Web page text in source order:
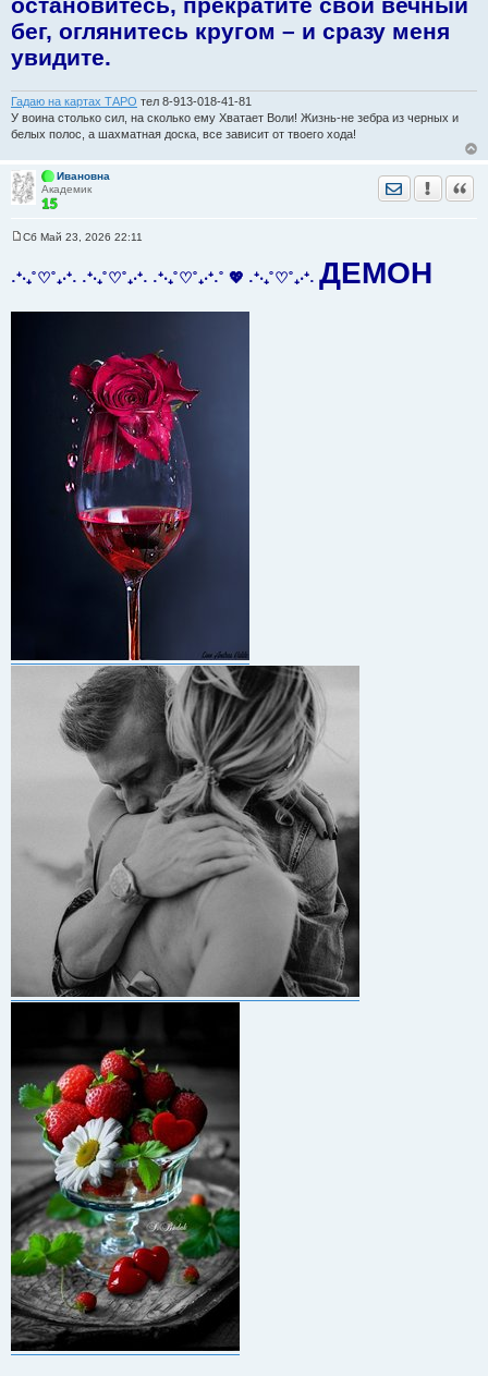
остановитесь, прекратите свой вечный
бег, оглянитесь кругом – и сразу меня
увидите.
Гадаю на картах ТАРО тел 8-913-018-41-81
У воина столько сил, на сколько ему Хватает Воли! Жизнь-не зебра из черных и
белых полос, а шахматная доска, все зависит от твоего хода!
Ивановна
Академик
Отправить
б
е
Сб Май 23, 2026 22:11
˖⁺‧₊˚♡˚₊‧⁺˖ ˖⁺‧₊˚♡˚₊‧⁺˖ ˖⁺‧₊˚♡˚₊‧⁺˖˚ 💖 ˖⁺‧₊˚♡˚₊‧⁺˖ ДЕМОН